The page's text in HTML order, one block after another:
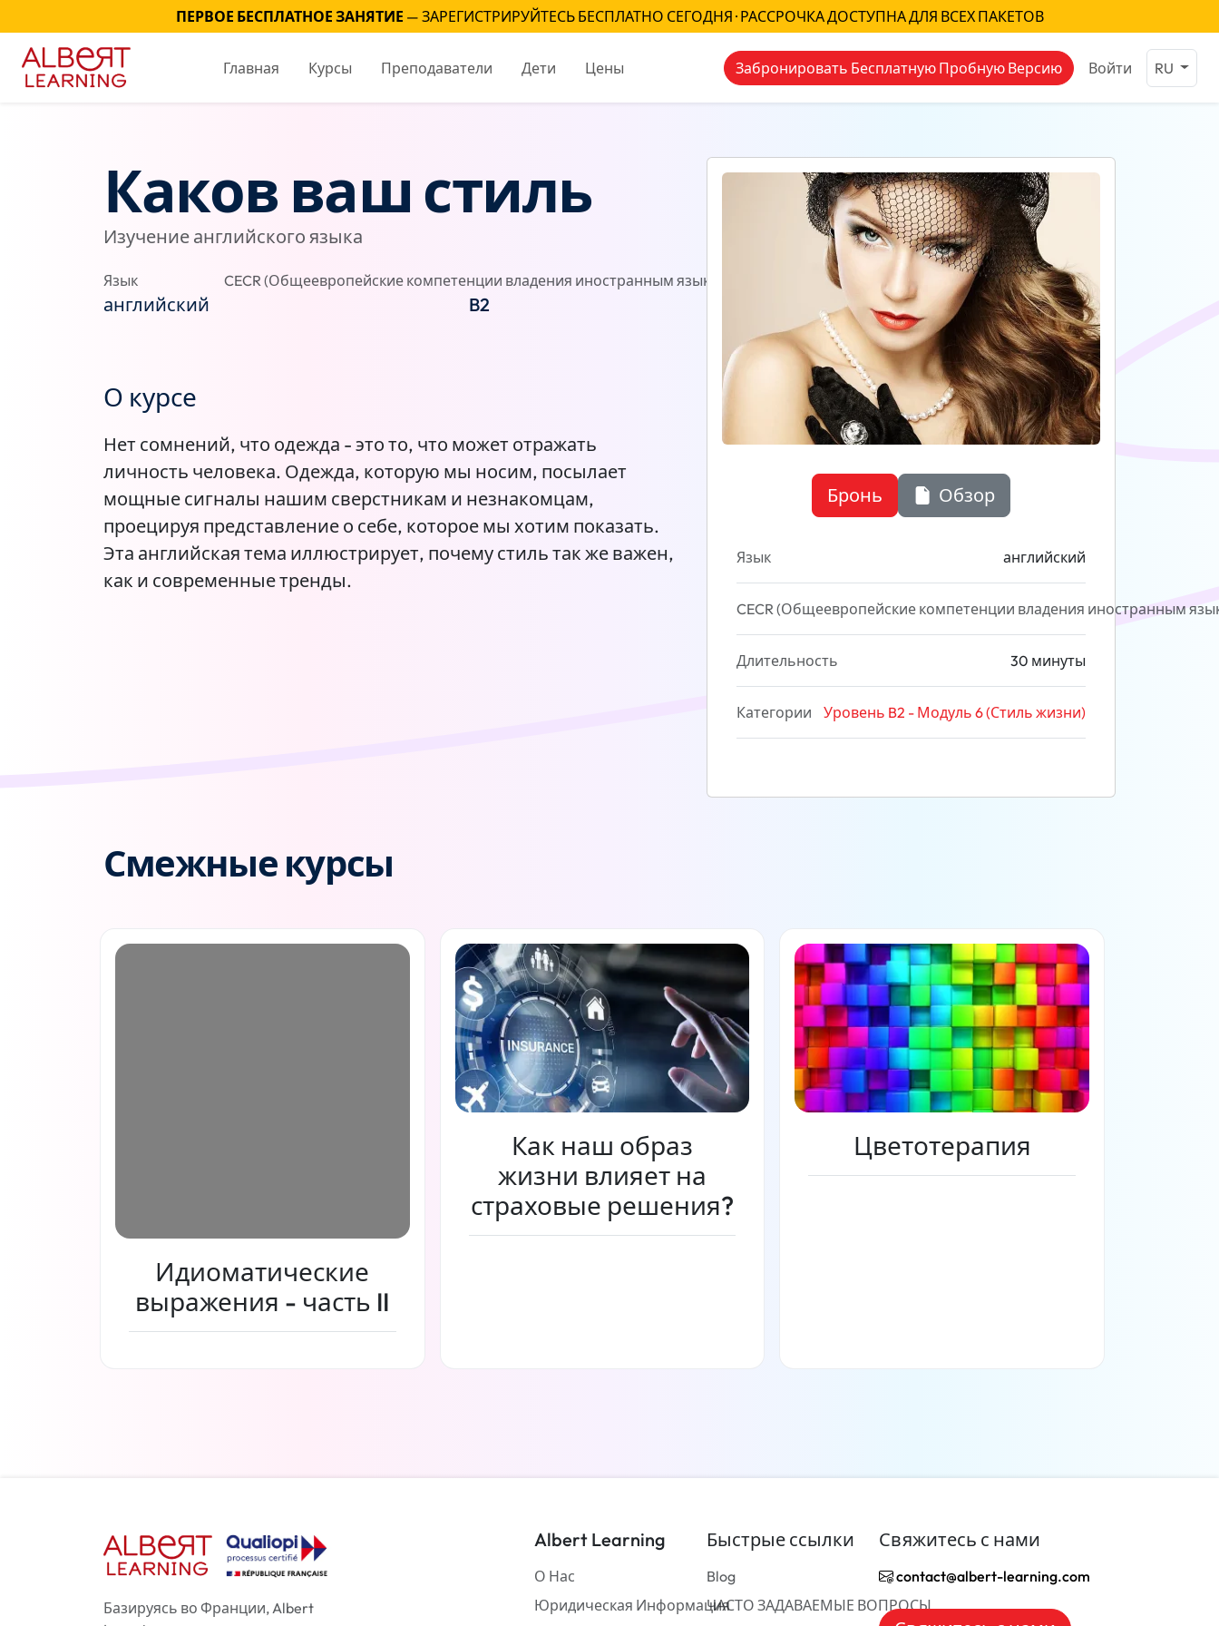
ПЕРВОЕ БЕСПЛАТНОЕ ЗАНЯТИЕ — ЗАРЕГИСТРИРУЙТЕСЬ БЕСПЛАТНО СЕГОДНЯ · РАССРОЧКА ДОСТУПНА ДЛЯ ВСЕХ ПАКЕТОВ
Главная Курсы Преподаватели Дети Цены Забронировать Бесплатную Пробную Версию Войти RU
Каков ваш стиль
Изучение английского языка
Язык
английский
CECR (Общеевропейские компетенции владения иностранным языком)
B2
О курсе
Нет сомнений, что одежда - это то, что может отражать
личность человека. Одежда, которую мы носим, ​​посылает
мощные сигналы нашим сверстникам и незнакомцам,
проецируя представление о себе, которое мы хотим показать.
Эта английская тема иллюстрирует, почему стиль так же важен,
как и современные тренды.
Бронь Обзор
Язык английский
CECR (Общеевропейские компетенции владения иностранным
Длительность 30 минуты
Категории Уровень B2 - Модуль 6 (Стиль жизни)
Смежные курсы
Идиоматические
выражения - часть II
Как наш образ
жизни влияет на
страховые решения?
Цветотерапия
Базируясь во Франции, Albert
Albert Learning
О Нас
Юридическая Информация
Быстрые ссылки
Blog
ЧАСТО ЗАДАВАЕМЫЕ ВОПРОСЫ
Свяжитесь с нами
contact@albert-learning.com